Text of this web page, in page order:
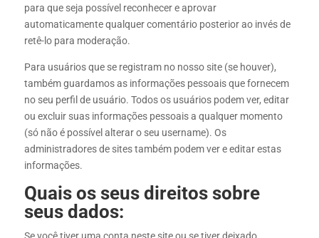
para que seja possível reconhecer e aprovar
automaticamente qualquer comentário posterior ao invés de
retê-lo para moderação.
Para usuários que se registram no nosso site (se houver),
também guardamos as informações pessoais que fornecem
no seu perfil de usuário. Todos os usuários podem ver, editar
ou excluir suas informações pessoais a qualquer momento
(só não é possível alterar o seu username). Os
administradores de sites também podem ver e editar estas
informações.
Quais os seus direitos sobre
seus dados: